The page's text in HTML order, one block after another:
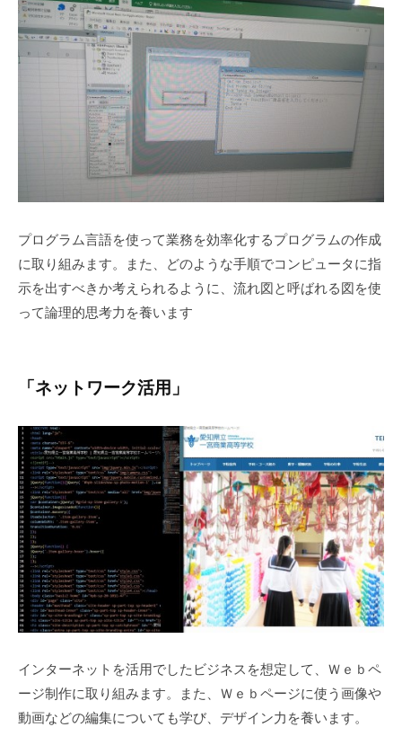
プログラム言語を使って業務を効率化するプログラムの作成
に取り組みます。また、どのような手順でコンピュータに指
示を出すべきか考えられるように、流れ図と呼ばれる図を使
って論理的思考力を養います
「ネットワーク活用」
インターネットを活用でしたビジネスを想定して、Ｗｅｂペ
ージ制作に取り組みます。また、Ｗｅｂページに使う画像や
動画などの編集についても学び、デザイン力を養います。